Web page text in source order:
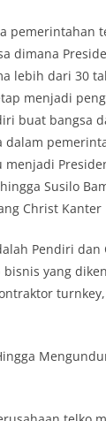
pemerintahan
dimana
lebih dari 30
menjadi
buat bangsa
dalam
Susilo
Christ Kanter
Pendiri dan
bisnis yang